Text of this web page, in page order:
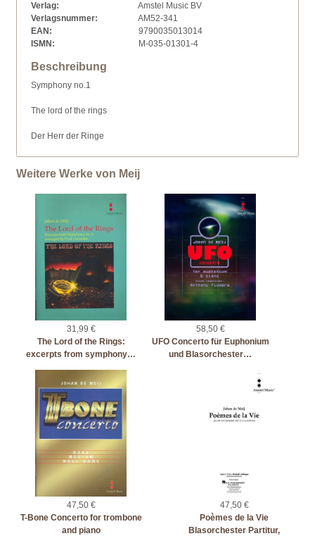
Verlag:
Amstel Music BV
Verlagsnummer:
AM52-341
EAN:
9790035013014
ISMN:
M-035-01301-4
Beschreibung
Symphony no.1
The lord of the rings
Der Herr der Ringe
Weitere Werke von Meij
31,99 €
The Lord of the Rings:
excerpts from symphony…
58,50 €
UFO Concerto für Euphonium
und Blasorchester…
47,50 €
T-Bone Concerto for trombone
and piano
47,50 €
Poèmes de la Vie
Blasorchester Partitur,